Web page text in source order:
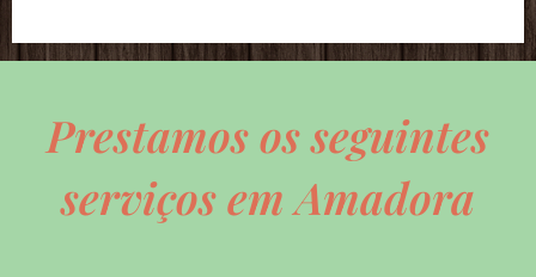
Prestamos os seguintes
serviços em Amadora